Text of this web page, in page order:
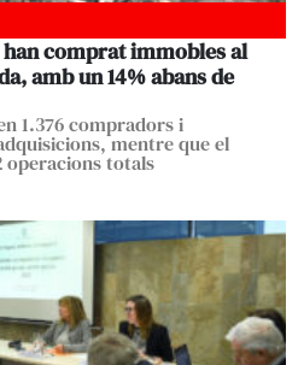
han comprat immobles al
amb un 14% abans de
1.376 compradors i
mentre que el
operacions totals